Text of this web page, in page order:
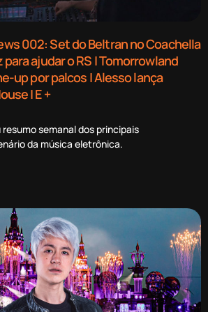
002: Set do Beltran no Coachella
para ajudar o RS | Tomorrowland
up por palcos | Alesso lança
| E +
resumo semanal dos principais
da música eletrônica.